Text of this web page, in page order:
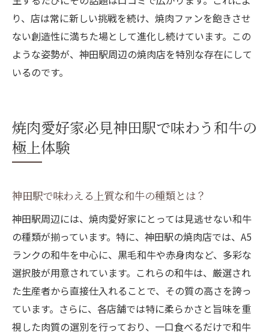
り、店は常に新しい挑戦を続け、焼肉ファンを飽きさせ
ない創造性に満ちた場として進化し続けています。この
ような姿勢が、神田駅周辺の焼肉店を特別な存在にして
いるのです。
焼肉愛好家必見神田駅で味わう和牛の
極上体験
神田駅で味わえる上質な和牛の種類とは？
神田駅周辺には、焼肉愛好家にとっては見逃せない和牛
の種類が揃っています。特に、神田駅の焼肉店では、A5
ランクの和牛を中心に、黒毛和牛や赤身肉など、多彩な
選択肢が用意されています。これらの和牛は、厳選され
た生産者から直接仕入れることで、その質の高さを誇っ
ています。さらに、各店舗では特に柔らかさと旨味を重
視した肉質の選別を行っており、一口食べるだけで和牛